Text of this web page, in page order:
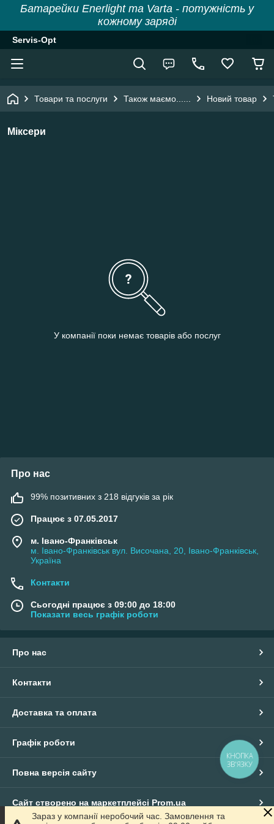
Батарейки Enerlight та Varta - потужність у
кожному заряді
Servis-Opt
Товари та послуги Також маємо...... Новий товар
Міксери
У компанії поки немає товарів або послуг
Про нас
99% позитивних з 218 відгуків за рік
Працює з 07.05.2017
м. Івано-Франківськ
м. Івано-Франківськ вул. Височана, 20, Івано-Франківськ,
Україна
Контакти
Сьогодні працює з 09:00 до 18:00
Показати весь графік роботи
Про нас
Контакти
Доставка та оплата
Графік роботи
Повна версія сайту
Сайт створено на маркетплейсі Prom.ua
Зараз у компанії неробочий час. Замовлення та
КНОПКА
ЗВ'ЯЗКУ